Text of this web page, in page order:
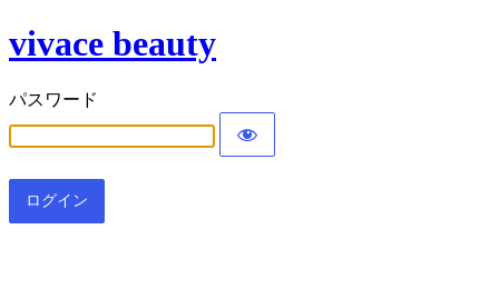
vivace beauty
パスワード